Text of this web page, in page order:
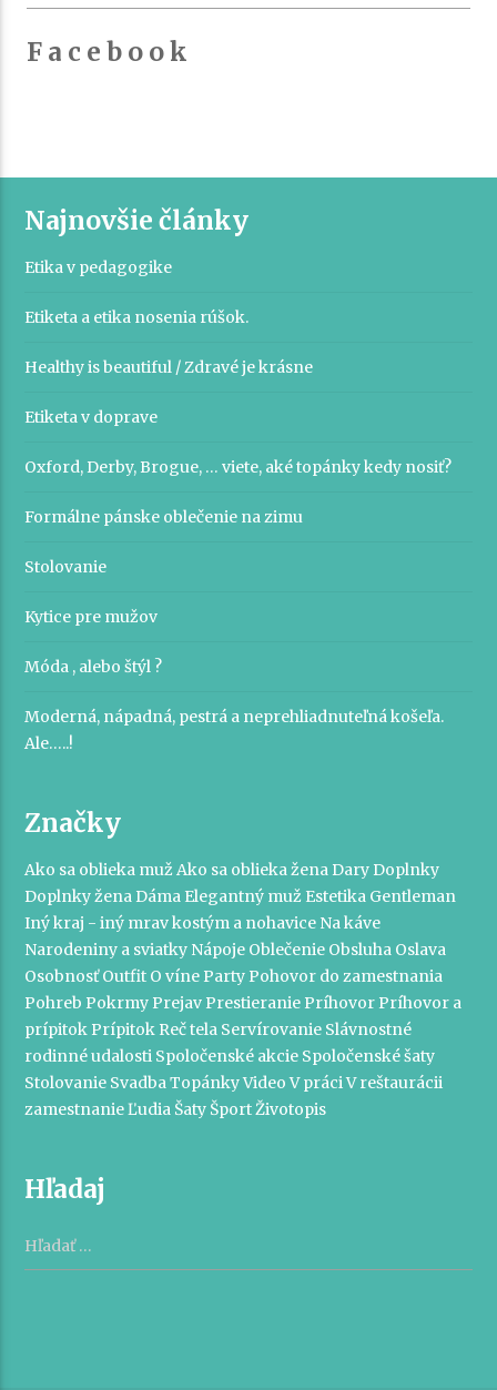
F a c e b o o k
Najnovšie články
Etika v pedagogike
Etiketa a etika nosenia rúšok.
Healthy is beautiful / Zdravé je krásne
Etiketa v doprave
Oxford, Derby, Brogue, … viete, aké topánky kedy nosiť?
Formálne pánske oblečenie na zimu
Stolovanie
Kytice pre mužov
Móda , alebo štýl ?
Moderná, nápadná, pestrá a neprehliadnuteľná košeľa.
Ale…..!
Značky
Ako sa oblieka muž Ako sa oblieka ženaDaryDoplnky
Doplnky ženaDáma Elegantný muž Estetika Gentleman
Iný kraj - iný mravkostým a nohavice Na káve
Narodeniny a sviatky Nápoje Oblečenie Obsluha Oslava
OsobnosťOutfit O víne Party Pohovor do zamestnania
Pohreb Pokrmy Prejav Prestieranie Príhovor Príhovor a
prípitok Prípitok Reč tela Servírovanie Slávnostné
rodinné udalosti Spoločenské akcie Spoločenské šaty
Stolovanie SvadbaTopánkyVideo V práciV reštaurácii
zamestnanieĽudia Šaty ŠportŽivotopis
Hľadaj